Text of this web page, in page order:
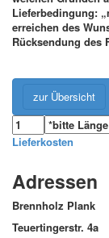
Lieferbedingung:
erreichen des
Rücksendung des
zur Übersicht
Lieferkosten
Adressen
Brennholz Plank
Teuertingerstr. 4a